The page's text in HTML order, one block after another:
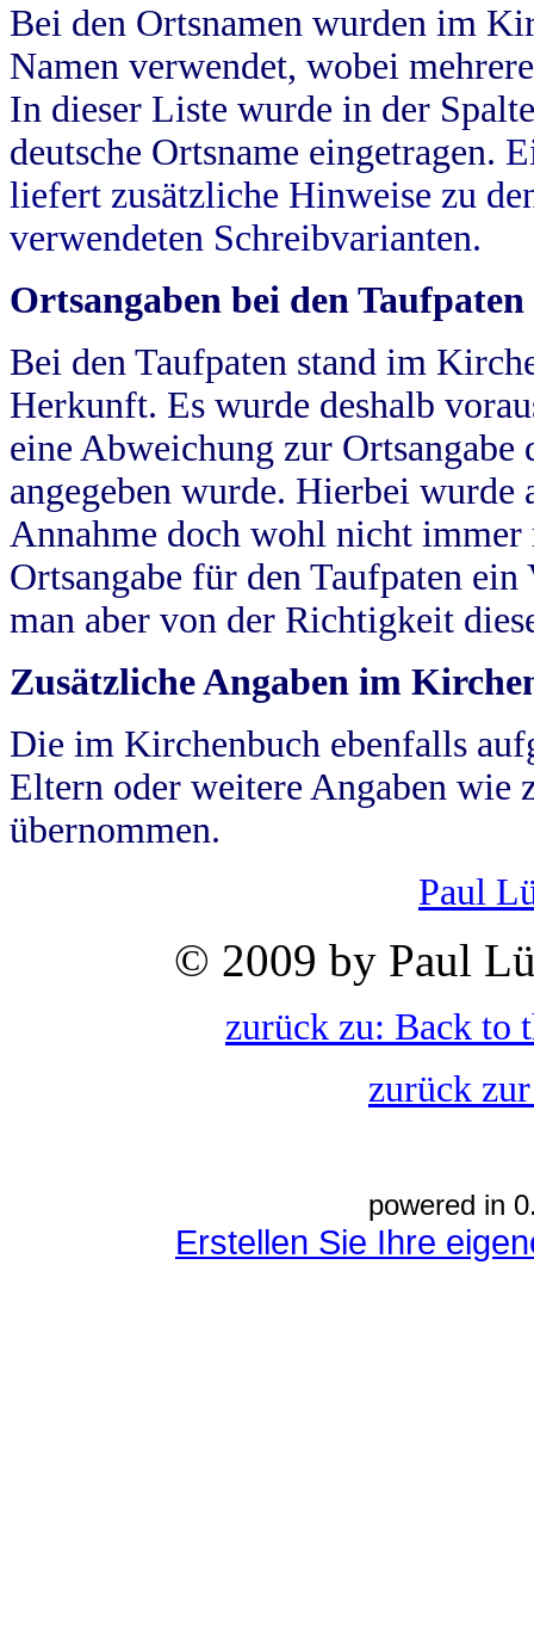
Bei den Ortsnamen wurden im
Namen verwendet, wobei
In dieser Liste wurde in der
deutsche Ortsname eingetragen.
liefert zusätzliche Hinweise zu
verwendeten Schreibvarianten.
Ortsangaben bei den Taufpaten
Bei den Taufpaten stand im
Herkunft. Es wurde deshalb
eine Abweichung zur
angegeben wurde. Hierbei wurde
Annahme doch wohl nicht
Ortsangabe für den Taufpaten
man aber von der Richtigkeit
Zusätzliche Angaben im
Die im Kirchenbuch ebenfalls
Eltern oder weitere Angaben wie
übernommen.
Paul
© 2009 by Paul
zurück zu: Back to
zurück
powered in
Erstellen Sie Ihre